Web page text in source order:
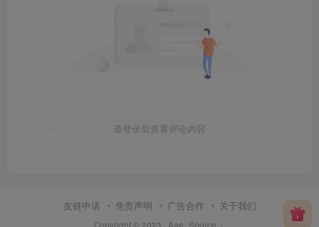
请登录后查看评论内容
友链申请 免责声明 广告合作 关于我们
Copyright © 2023 · Aae_Source ·